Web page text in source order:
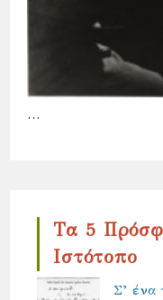
…
Τα 5
Ιστότοπο
Σ’ ένα